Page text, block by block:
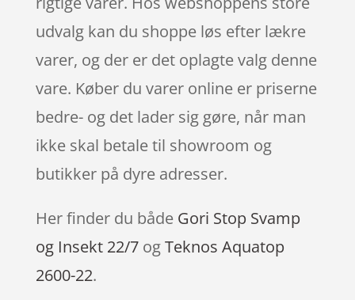
udvalg kan du shoppe løs efter lækre
varer, og der er det oplagte valg denne
vare. Køber du varer online er priserne
bedre- og det lader sig gøre, når man
ikke skal betale til showroom og
butikker på dyre adresser.
Her finder du både Gori Stop Svamp
og Insekt 22/7ogTeknos Aquatop
2600-22.